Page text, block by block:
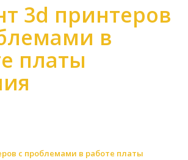
3d принтеров
в
платы
с проблемами в работе платы